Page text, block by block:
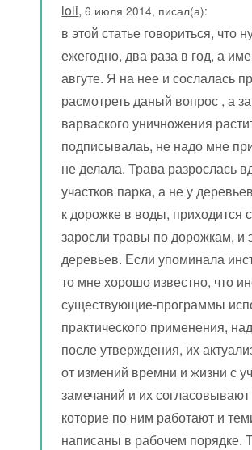
loli,6 июля 2014, писал(а):
в этой статье говориться, что
ежегодно, два раза в год, а
авгуте. Я на нее и сослалась
расмотреть даный вопрос , а
варваского уничножения
подписывалаь, не надо мне
не делала. Трава разрослась
участков парка, а не у
к дорожке в воды, приходится
заросли травы по дорожкам, и
деревьев. Если упоминала
то мне хорошо известно, что
существующие-программы
практического применения,
после утверждения, их
от измений времни и жизни с
замечаний и их
которие по ним работают и
написаны в рабочем порядке.